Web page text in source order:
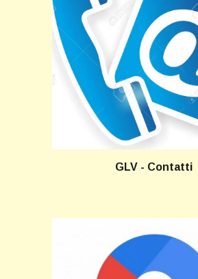
GLV - Contatti